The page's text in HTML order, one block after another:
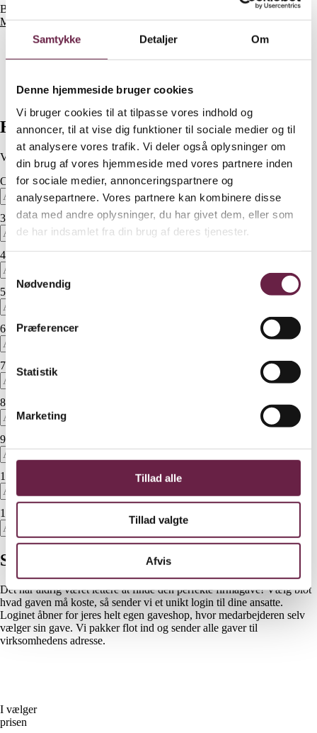
Samtykke Detaljer Om
Denne hjemmeside bruger cookies
Vi bruger cookies til at tilpasse vores indhold og
annoncer, til at vise dig funktioner til sociale medier og til
at analysere vores trafik. Vi deler også oplysninger om
din brug af vores hjemmeside med vores partnere inden
for sociale medier, annonceringspartnere og
analysepartnere. Vores partnere kan kombinere disse
data med andre oplysninger, du har givet dem, eller som
de har indsamlet fra din brug af deres tjenester.
Samtykkevalg
Nødvendig
Præferencer
Statistik
Marketing
Tillad alle
Tillad valgte
Afvis
Betal med
EAN betaling,
MobilePayellerfå tilsendt en faktura
Budget
Gaver
Levering
Bestil
Hvad er jeres budget ?
Vælg det antal gaver i skal bruge i prisgrupperne herunder
Op til 300 kr.pr. medarbejder
350 kr.pr. medarbejder
400 kr.pr. medarbejder
560 kr.pr. medarbejder
640 kr.pr. medarbejder
720 kr. pr. medarbejder
800 kr.
960 kr.
1040 kr.
1120 kr.
Så nemt er det!
Det har aldrig været lettere at finde den perfekte firmagave! Vælg blot
hvad gaven må koste, så sender vi et unikt login til dine ansatte.
Loginet åbner for jeres helt egen gaveshop, hvor medarbejderen selv
vælger sin gave. Vi pakker flot ind og sender alle gaver til
virksomhedens adresse.
I vælger
prisen